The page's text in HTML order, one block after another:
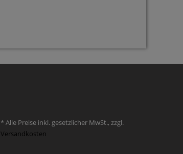
* Alle Preise inkl. gesetzlicher MwSt., zzgl.
Versandkosten